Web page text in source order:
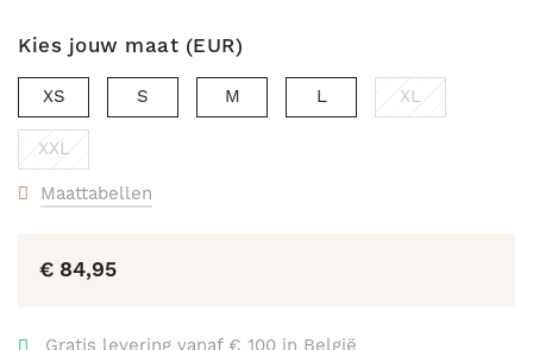
Kies jouw maat (EUR)
XS S M L XL
XXL
Maattabellen
€ 84,95